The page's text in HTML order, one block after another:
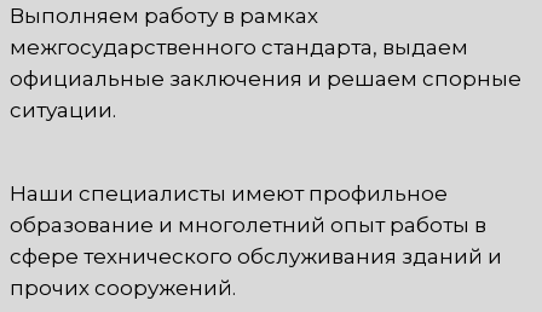
Выполняем работу в рамках
межгосударственного стандарта, выдаем
официальные заключения и решаем спорные
ситуации.
Наши специалисты имеют профильное
образование и многолетний опыт работы в
сфере технического обслуживания зданий и
прочих сооружений.